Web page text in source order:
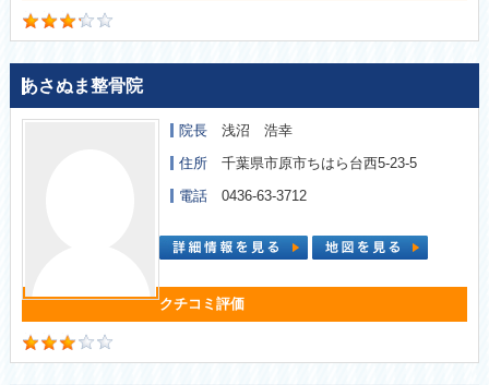
あさぬま整骨院
院長浅沼 浩幸
住所千葉県市原市ちはら台西5-23-5
電話0436-63-3712